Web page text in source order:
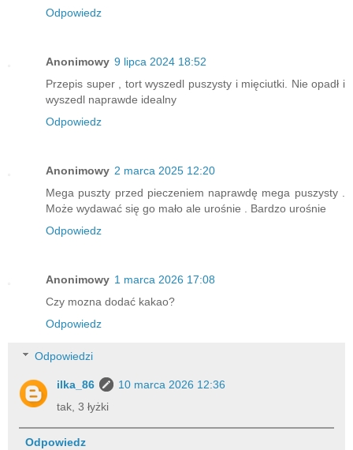
Odpowiedz
Anonimowy 9 lipca 2024 18:52
Przepis super , tort wyszedl puszysty i mięciutki. Nie opadł i
wyszedl naprawde idealny
Odpowiedz
Anonimowy 2 marca 2025 12:20
Mega puszty przed pieczeniem naprawdę mega puszysty .
Może wydawać się go mało ale urośnie . Bardzo urośnie
Odpowiedz
Anonimowy 1 marca 2026 17:08
Czy mozna dodać kakao?
Odpowiedz
Odpowiedzi
ilka_86
10 marca 2026 12:36
tak, 3 łyżki
Odpowiedz